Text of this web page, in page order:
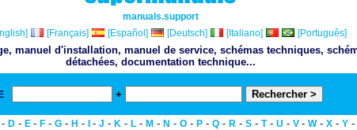
manuals.support
[Français] [Español] [Deutsch] [Italiano] [Português]
manuel d'installation, manuel de service, schémas techniques,
détachées, documentation technique...
+
- D - E - F - G - H - - J - K - L - M - N - O - P - Q - R - S - T- U - V - W- X - Y -